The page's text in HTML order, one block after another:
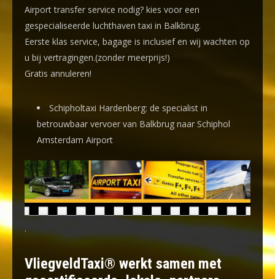
Airport transfer service nodig? kies voor een
gespecialiseerde luchthaven taxi in Balkbrug.
Eerste klas service, bagage is inclusief en wij wachten op
u bij vertragingen.(zonder meerprijs!)
Gratis annuleren!
Schipholtaxi Hardenberg: de specialist in
betrouwbaar vervoer van Balkbrug naar Schiphol
Amsterdam Airport
.
VliegveldTaxi® werkt samen met